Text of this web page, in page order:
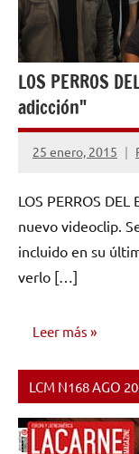
LOS PERROS
adicción"
25 enero, 2015
No
comentarios
LOS PERROS
nuevo videoclip.
incluido en su
verlo […]
Leer más
NOTICIAS
LCM N168 AGO